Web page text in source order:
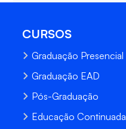
CURSOS
Graduação Presencial
Graduação EAD
Pós-Graduação
Educação Continuada